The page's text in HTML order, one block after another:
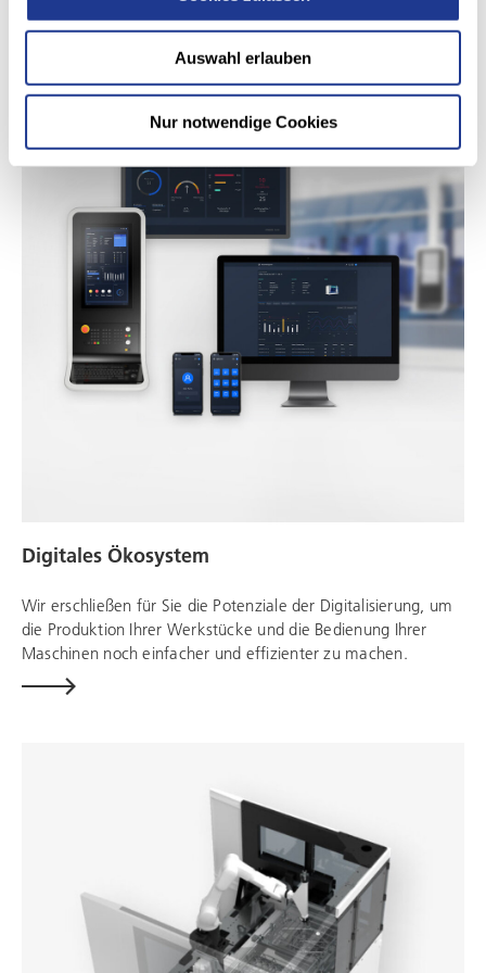
Auswahl erlauben
Nur notwendige Cookies
Digitales Ökosystem
Wir erschließen für Sie die Potenziale der Digitalisierung, um
die Produktion Ihrer Werkstücke und die Bedienung Ihrer
Maschinen noch einfacher und effizienter zu machen.